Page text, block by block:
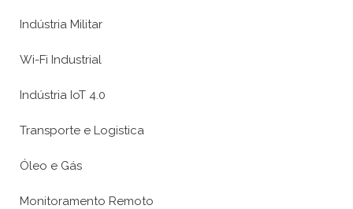
Indústria Militar
Wi-Fi Industrial
Indústria IoT 4.0
Transporte e Logistica
Óleo e Gás
Monitoramento Remoto